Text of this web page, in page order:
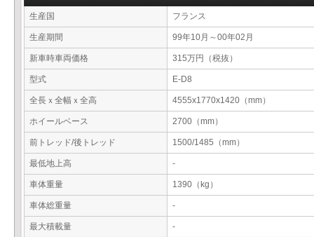
生産国 フランス
生産期間 99年10月～00年02月
新車時車両価格 315万円（税抜）
型式 E-D8
全長ｘ全幅ｘ全高 4555x1770x1420（mm）
ホイールベース 2700（mm）
前トレッド/後トレッド 1500/1485（mm）
最低地上高 -
車体重量 1390（kg）
車体総重量 -
最大積載量 -